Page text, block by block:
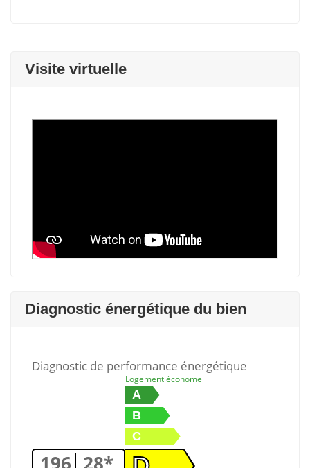
Visite virtuelle
Diagnostic énergétique du bien
Diagnostic de performance énergétique
Logement économe
A
B
C